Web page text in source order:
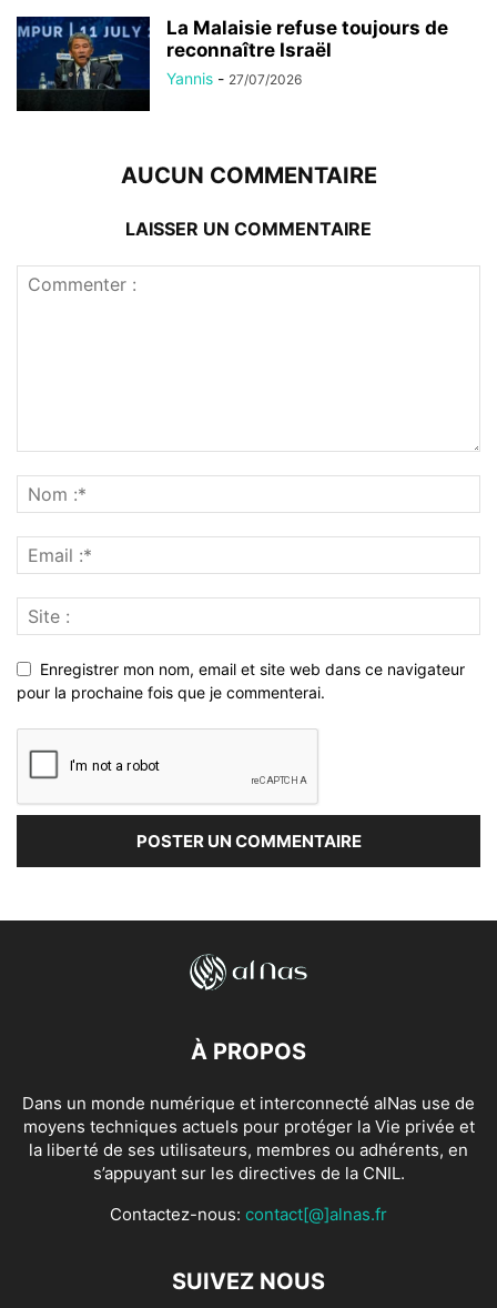
La Malaisie refuse toujours de
reconnaître Israël
Yannis - 27/07/2026
AUCUN COMMENTAIRE
LAISSER UN COMMENTAIRE
Enregistrer mon nom, email et site web dans ce navigateur
pour la prochaine fois que je commenterai.
À PROPOS
Dans un monde numérique et interconnecté alNas use de
moyens techniques actuels pour protéger la Vie privée et
la liberté de ses utilisateurs, membres ou adhérents, en
s’appuyant sur les directives de la CNIL.
Contactez-nous: contact[@]alnas.fr
SUIVEZ NOUS